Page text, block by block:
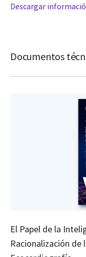
Descargar
Documentos
El Papel de la
Racionalización de